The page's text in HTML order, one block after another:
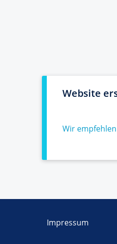
Website
Wir empfehlen
Impressum